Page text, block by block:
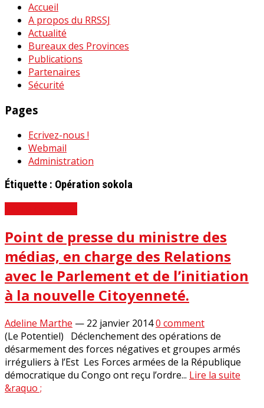
Accueil
A propos du RRSSJ
Actualité
Bureaux des Provinces
Publications
Partenaires
Sécurité
Pages
Ecrivez-nous !
Webmail
Administration
Étiquette : Opération sokola
Point de presse du ministre des
médias, en charge des Relations
avec le Parlement et de l’initiation
à la nouvelle Citoyenneté.
Adeline Marthe — 22 janvier 20140 comment
(Le Potentiel) Déclenchement des opérations de
désarmement des forces négatives et groupes armés
irréguliers à l’Est Les Forces armées de la République
démocratique du Congo ont reçu l’ordre... Lire la suite
&raquo ;